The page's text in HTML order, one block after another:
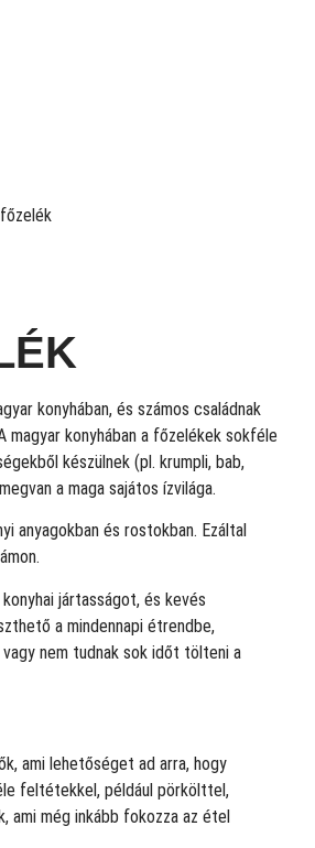
konyhában, és számos családnak
konyhában a főzelékek sokféle
készülnek (pl. krumpli, bab,
a maga sajátos ízvilága.
anyagokban és rostokban. Ezáltal
jártasságot, és kevés
a mindennapi étrendbe,
vagy nem tudnak sok időt tölteni a
ami lehetőséget ad arra, hogy
feltétekkel, például pörkölttel,
ami még inkább fokozza az étel